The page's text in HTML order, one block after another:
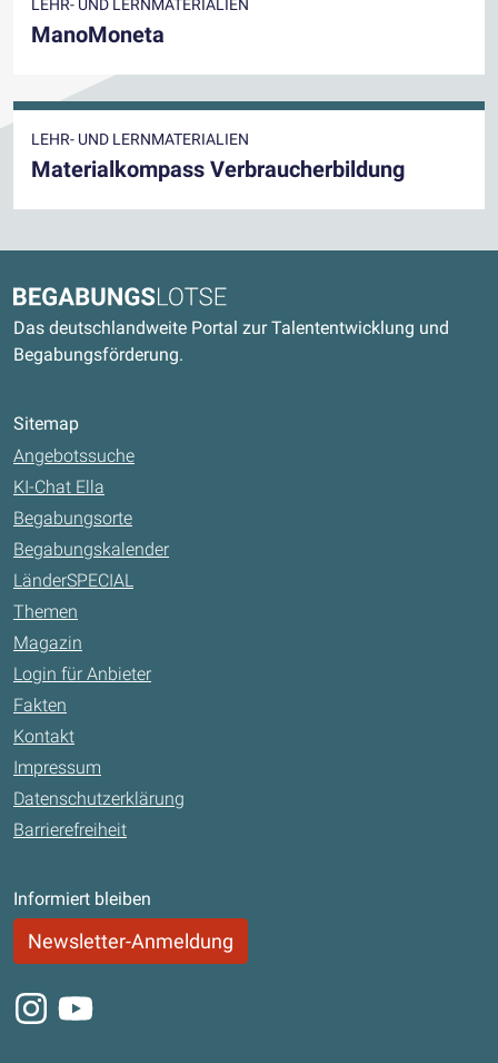
LEHR- UND LERNMATERIALIEN
ManoMoneta
LEHR- UND LERNMATERIALIEN
Materialkompass Verbraucherbildung
Begabungslotse
Das deutschlandweite Portal zur Talententwicklung und
Begabungsförderung.
Sitemap
Angebotssuche
KI-Chat Ella
Begabungsorte
Begabungskalender
LänderSPECIAL
Themen
Magazin
Login für Anbieter
Fakten
Kontakt
Impressum
Datenschutzerklärung
Barrierefreiheit
Informiert bleiben
Newsletter-Anmeldung
Instagram
Youtube